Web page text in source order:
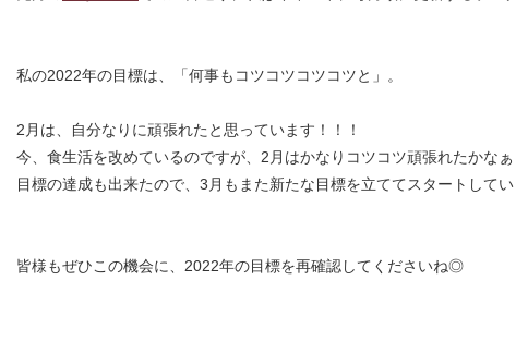
私の2022年の目標は、「何事もコツコツコツコツと」。
2月は、自分なりに頑張れたと思っています！！！
今、食生活を改めているのですが、2月はかなりコツコツ頑張れたかなぁ
目標の達成も出来たので、3月もまた新たな目標を立ててスタートして
皆様もぜひこの機会に、2022年の目標を再確認してくださいね◎